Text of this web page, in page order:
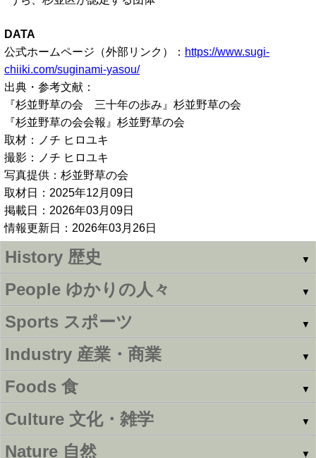
DATA
公式ホームページ（外部リンク）： https://www.sugi-
chiiki.com/suginami-yasou/
出典・参考文献：
『杉並野草の会 三十年の歩み』杉並野草の会
『杉並野草の会会報』杉並野草の会
取材：ノチ ヒロユキ
撮影：ノチ ヒロユキ
写真提供：杉並野草の会
取材日：2025年12月09日
掲載日：2026年03月09日
情報更新日：2026年03月26日
History 歴史 ▼
People ゆかりの人々 ▼
Sports スポーツ ▼
Industry 産業・商業 ▼
Foods 食 ▼
Culture 文化・雑学 ▼
Nature 自然 ▼